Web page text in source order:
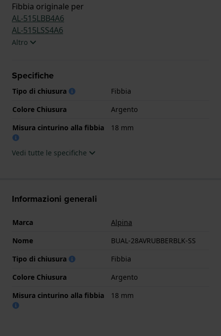
Fibbia originale per
AL-515LBB4A6
AL-515LSS4A6
Altro
Specifiche
Tipo di chiusura
Fibbia
Colore Chiusura
Argento
Misura cinturino alla fibbia
18 mm
Vedi tutte le specifiche
Informazioni generali
Marca
Alpina
Nome
BUAL-28AVRUBBERBLK-SS
Tipo di chiusura
Fibbia
Colore Chiusura
Argento
Misura cinturino alla fibbia
18 mm